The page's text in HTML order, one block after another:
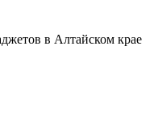
в Алтайском крае